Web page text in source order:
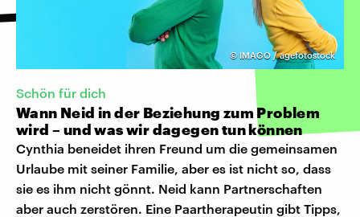
© IMAGO / agefotostock
Schön für dich
Wann Neid in der Beziehung zum Problem
wird – und was wir dagegen tun können
Cynthia beneidet ihren Freund um die gemeinsamen
Urlaube mit seiner Familie, aber es ist nicht so, dass
sie es ihm nicht gönnt. Neid kann Partnerschaften
aber auch zerstören. Eine Paartherapeutin gibt Tipps,